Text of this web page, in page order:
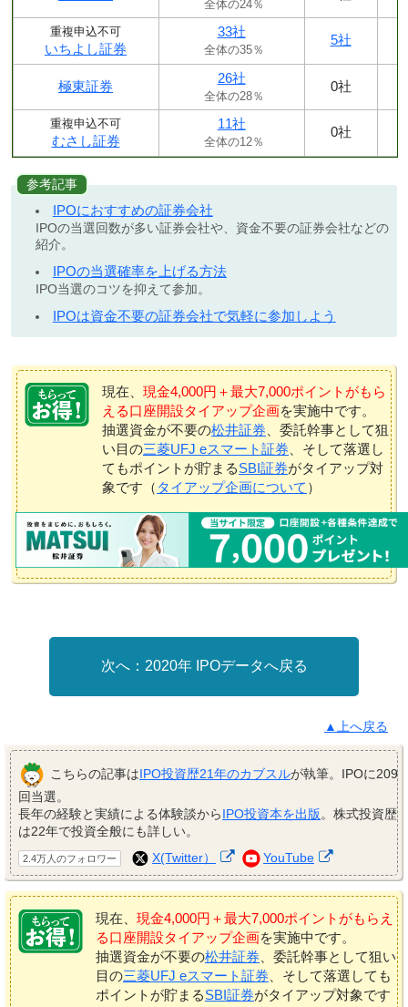
全体の24％
重複申込不可
いちよし証券
33社
全体の35％
5社
極東証券
26社
全体の28％
0社
重複申込不可
むさし証券
11社
全体の12％
0社
参考記事
IPOにおすすめの証券会社
IPOの当選回数が多い証券会社や、資金不要の証券会社などの
紹介。
IPOの当選確率を上げる方法
IPO当選のコツを抑えて参加。
IPOは資金不要の証券会社で気軽に参加しよう
現在、 現金4,000円＋最大7,000ポイントがもら
える口座開設タイアップ企画を実施中です。
抽選資金が不要の松井証券 、委託幹事として狙
い目の三菱UFJ eスマート証券 、そして落選し
てもポイントが貯まるSBI証券がタイアップ対
象です（ タイアップ企画について ）
2020年 IPOデータへ戻る
▲上へ戻る
こちらの記事はIPO投資歴21年のカブスルが執筆。IPOに209
回当選。
長年の経験と実績による体験談からIPO投資本を出版。株式投資歴
は22年で投資全般にも詳しい。
2.4万人のフォロワー X(Twitter） YouTube
現在、 現金4,000円＋最大7,000ポイントがもらえ
る口座開設タイアップ企画を実施中です。
抽選資金が不要の松井証券 、委託幹事として狙い
目の三菱UFJ eスマート証券 、そして落選しても
ポイントが貯まるSBI証券がタイアップ対象です